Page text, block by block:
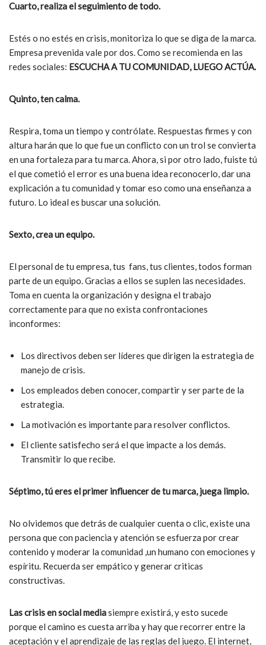
Cuarto, realiza el seguimiento de todo.
Estés o no estés en crisis, monitoriza lo que se diga de la marca.
Empresa prevenida vale por dos. Como se recomienda en las
redes sociales: ESCUCHA A TU COMUNIDAD, LUEGO ACTÚA.
Quinto, ten calma.
Respira, toma un tiempo y contrólate. Respuestas firmes y con
altura harán que lo que fue un conflicto con un trol se convierta
en una fortaleza para tu marca. Ahora, si por otro lado, fuiste tú
el que cometió el error es una buena idea reconocerlo, dar una
explicación a tu comunidad y tomar eso como una enseñanza a
futuro. Lo ideal es buscar una solución.
Sexto, crea un equipo.
El personal de tu empresa, tus fans, tus clientes, todos forman
parte de un equipo. Gracias a ellos se suplen las necesidades.
Toma en cuenta la organización y designa el trabajo
correctamente para que no exista confrontaciones
inconformes:
Los directivos deben ser líderes que dirigen la estrategia de
manejo de crisis.
Los empleados deben conocer, compartir y ser parte de la
estrategia.
La motivación es importante para resolver conflictos.
El cliente satisfecho será el que impacte a los demás.
Transmitir lo que recibe.
Séptimo, túeres el primer influencer de tu marca, juega limpio.
No olvidemos que detrás de cualquier cuenta o clic, existe una
persona que con paciencia y atención se esfuerza por crear
contenido y moderar la comunidad ,un humano con emociones y
espíritu. Recuerda ser empático y generar criticas
constructivas.
Las crisis en social mediasiempre existirá, y esto sucede
porque el camino es cuesta arriba y hay que recorrer entre la
aceptación y el aprendizaje de las reglas del juego. El internet,